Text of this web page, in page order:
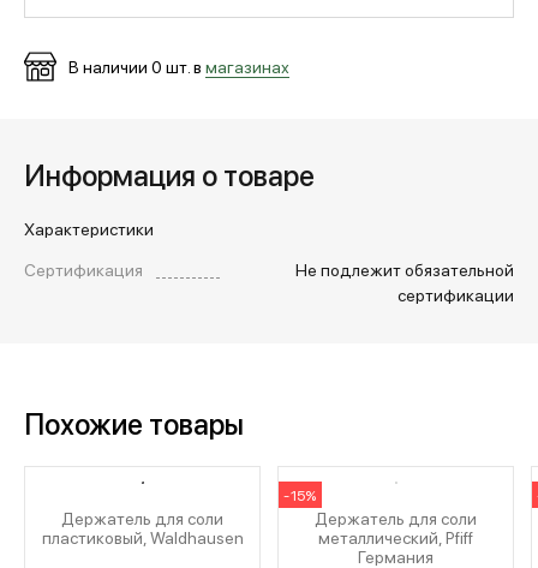
БРЕНДЫ
ПОКУПАТЕЛЯМ
ОПЛАТА И ДОСТАВКА
+7 (495) 139-66-00
обратный звонок
В наличии 0 шт. в магазинах
Информация о товаре
Характеристики
Сертификация
Не подлежит обязательной
сертификации
Похожие товары
Держатель для соли
пластиковый, Waldhausen
-15%
Держатель для соли
металлический, Pfiff
Германия